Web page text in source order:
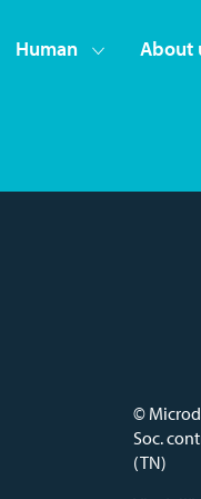
Human About
©
Soc.
(TN)